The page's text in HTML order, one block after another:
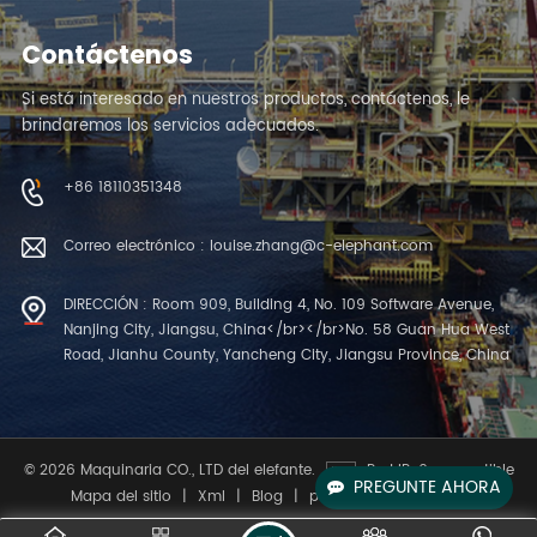
PREGUNTE AHORA
Contáctenos
Si está interesado en nuestros productos, contáctenos, le
brindaremos los servicios adecuados.
+86 18110351348
Correo electrónico : louise.zhang@c-elephant.com
DIRECCIÓN : Room 909, Building 4, No. 109 Software Avenue,
Nanjing City, Jiangsu, China</br></br>No. 58 Guan Hua West
Road, Jianhu County, Yancheng City, Jiangsu Province, China
© 2026 Maquinaria CO., LTD del elefante.
Red IPv6 compatible
Mapa del sitio | Xml | Blog | política de privacidad